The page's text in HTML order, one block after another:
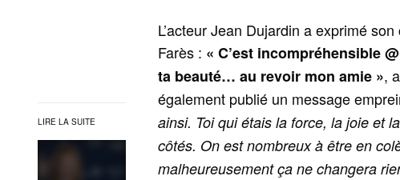
LIRE LA SUITE
L’acteur Jean Dujardin a exprimé
Farès : « C’est incompréhensible
ta beauté… au revoir mon amie »,
également publié un message
ainsi. Toi qui étais la force, la joie et
côtés. On est nombreux à être en
malheureusement ça ne changera